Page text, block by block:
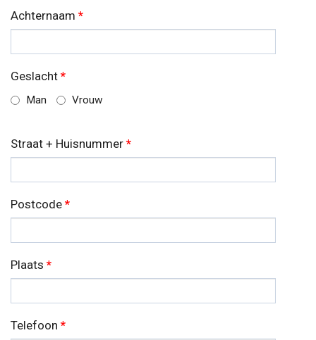
Achternaam *
Geslacht *
Man Vrouw
Straat + Huisnummer *
Postcode *
Plaats *
Telefoon *